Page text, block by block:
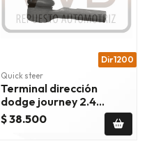
Dir1200
Quick steer
Terminal dirección
dodge journey 2.4
2009/2018
$ 38.500